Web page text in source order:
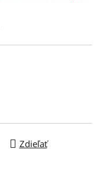
Zdieľať